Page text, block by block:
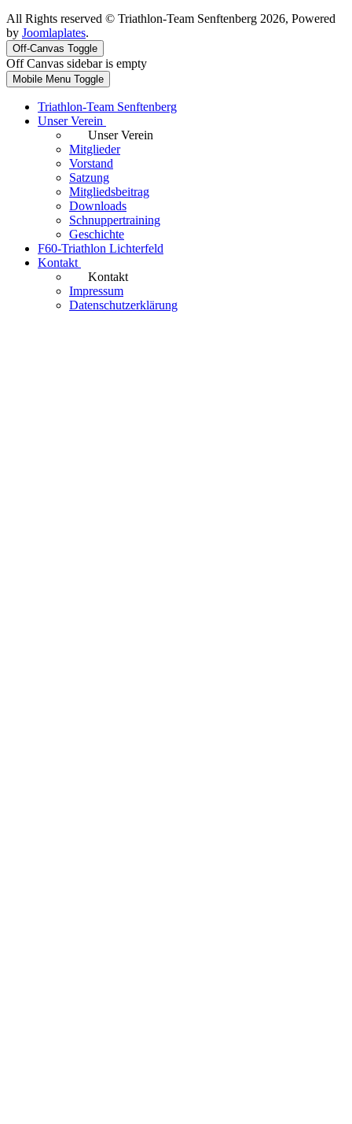
All Rights reserved © Triathlon-Team Senftenberg 2026, Powered
by Joomlaplates.
Off-Canvas Toggle
Off Canvas sidebar is empty
Mobile Menu Toggle
Triathlon-Team Senftenberg
Unser Verein
Unser Verein
Mitglieder
Vorstand
Satzung
Mitgliedsbeitrag
Downloads
Schnuppertraining
Geschichte
F60-Triathlon Lichterfeld
Kontakt
Kontakt
Impressum
Datenschutzerklärung